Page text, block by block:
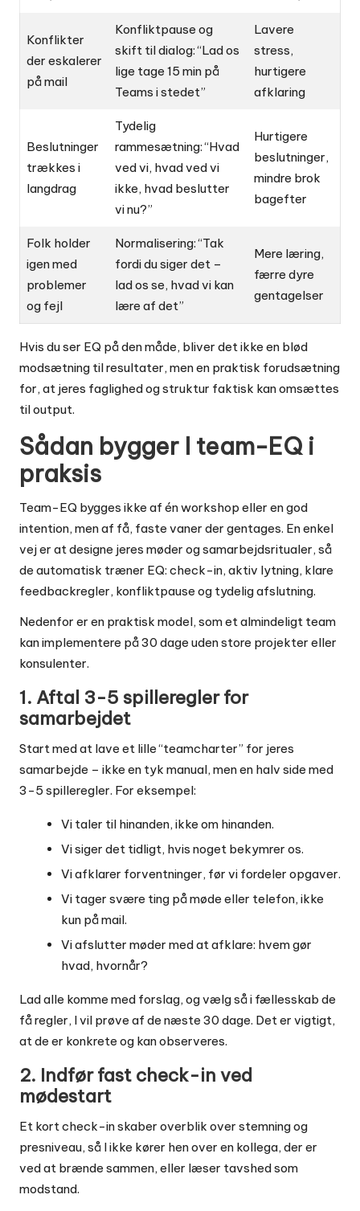
Konflikter
der eskalerer
på mail
Konfliktpause og
skift til dialog: “Lad os
lige tage 15 min på
Teams i stedet”
Lavere
stress,
hurtigere
afklaring
Beslutninger
trækkes i
langdrag
Tydelig
rammesætning: “Hvad
ved vi, hvad ved vi
ikke, hvad beslutter
vi nu?”
Hurtigere
beslutninger,
mindre brok
bagefter
Folk holder
igen med
problemer
og fejl
Normalisering: “Tak
fordi du siger det –
lad os se, hvad vi kan
lære af det”
Mere læring,
færre dyre
gentagelser
Hvis du ser EQ på den måde, bliver det ikke en blød
modsætning til resultater, men en praktisk forudsætning
for, at jeres faglighed og struktur faktisk kan omsættes
til output.
Sådan bygger I team-EQ i
praksis
Team-EQ bygges ikke af én workshop eller en god
intention, men af få, faste vaner der gentages. En enkel
vej er at designe jeres møder og samarbejdsritualer, så
de automatisk træner EQ: check-in, aktiv lytning, klare
feedbackregler, konfliktpause og tydelig afslutning.
Nedenfor er en praktisk model, som et almindeligt team
kan implementere på 30 dage uden store projekter eller
konsulenter.
1. Aftal 3-5 spilleregler for
samarbejdet
Start med at lave et lille “teamcharter” for jeres
samarbejde – ikke en tyk manual, men en halv side med
3-5 spilleregler. For eksempel:
Vi taler til hinanden, ikke om hinanden.
Vi siger det tidligt, hvis noget bekymrer os.
Vi afklarer forventninger, før vi fordeler opgaver.
Vi tager svære ting på møde eller telefon, ikke
kun på mail.
Vi afslutter møder med at afklare: hvem gør
hvad, hvornår?
Lad alle komme med forslag, og vælg så i fællesskab de
få regler, I vil prøve af de næste 30 dage. Det er vigtigt,
at de er konkrete og kan observeres.
2. Indfør fast check-in ved
mødestart
Et kort check-in skaber overblik over stemning og
presniveau, så I ikke kører hen over en kollega, der er
ved at brænde sammen, eller læser tavshed som
modstand.